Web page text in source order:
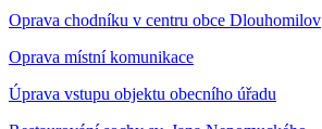
Oprava chodníku v centru obce Dlouhomilov
Oprava místní komunikace
Úprava vstupu objektu obecního úřadu